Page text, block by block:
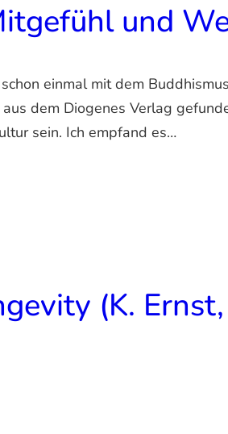
und
einmal mit dem
dem Diogenes Verlag
sein. Ich empfand es…
(K.